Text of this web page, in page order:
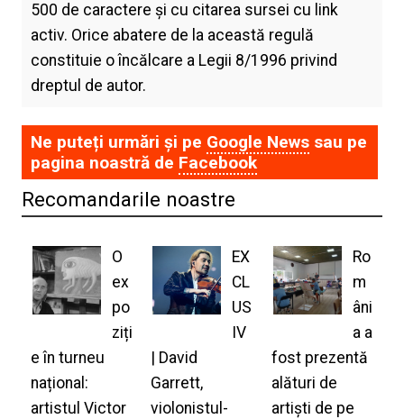
500 de caractere și cu citarea sursei cu link
activ. Orice abatere de la această regulă
constituie o încălcare a Legii 8/1996 privind
dreptul de autor.
Ne puteți urmări și pe Google Newssau pe
pagina noastră de Facebook
Recomandarile noastre
O
ex
po
ziți
e în turneu
național:
artistul Victor
EX
CL
US
IV
| David
Garrett,
violonistul-
Ro
m
âni
a a
fost prezentă
alături de
artiști de pe